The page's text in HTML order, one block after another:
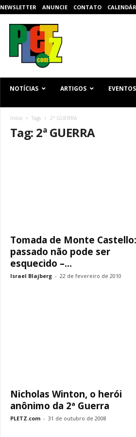
NEWSLETTER ANUNCIE CONTATO
NOTÍCIAS ARTIGOS EVENTOS
Início Tags 2ª GUERRA
Tag: 2ª GUERRA
Tomada de Monte
passado não pode ser
esquecido –...
Israel Blajberg - 22 de fevereiro de 2010
Nicholas Winton, o herói
anônimo da 2ª Guerra
PLETZ.com - 31 de outubro de 2008